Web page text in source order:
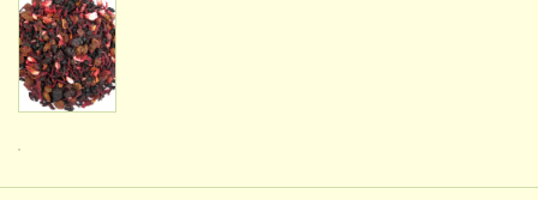
BeppeDeli en 8tea1
Contact
Sale!